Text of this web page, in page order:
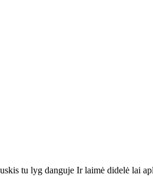
tu lyg danguje Ir laimė didelė lai